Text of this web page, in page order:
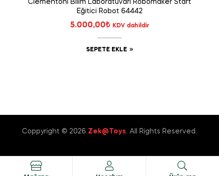
Clementoni Bilim Laboratuvarı Robomaker Start
Eğitici Robot 64442
5.000,00₺ KDV dahildir
SEPETE EKLE
Coppyright © 2026 Zek@Toys. All Rights Reserved.